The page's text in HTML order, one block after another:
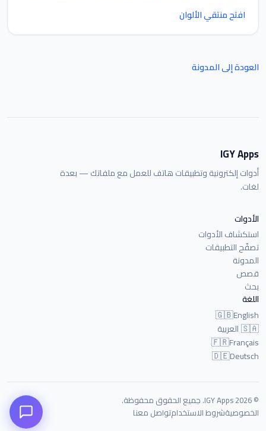
افتح منتقي الألوان
العودة إلى المدونة
IGY Apps
أدوات إلكترونية وتطبيقات هاتف للعمل مع ملفاتك — بعدة
لغات.
الأدوات
استكشاف الأدوات
تصفّح التطبيقات
المدونة
قصص
بحث
اللغة
🇬🇧English
🇸🇦العربية
🇫🇷Français
🇩🇪Deutsch
© 2026 IGY Apps. جميع الحقوق محفوظة.
الخصوصيةشروط الاستخدامتواصل معنا